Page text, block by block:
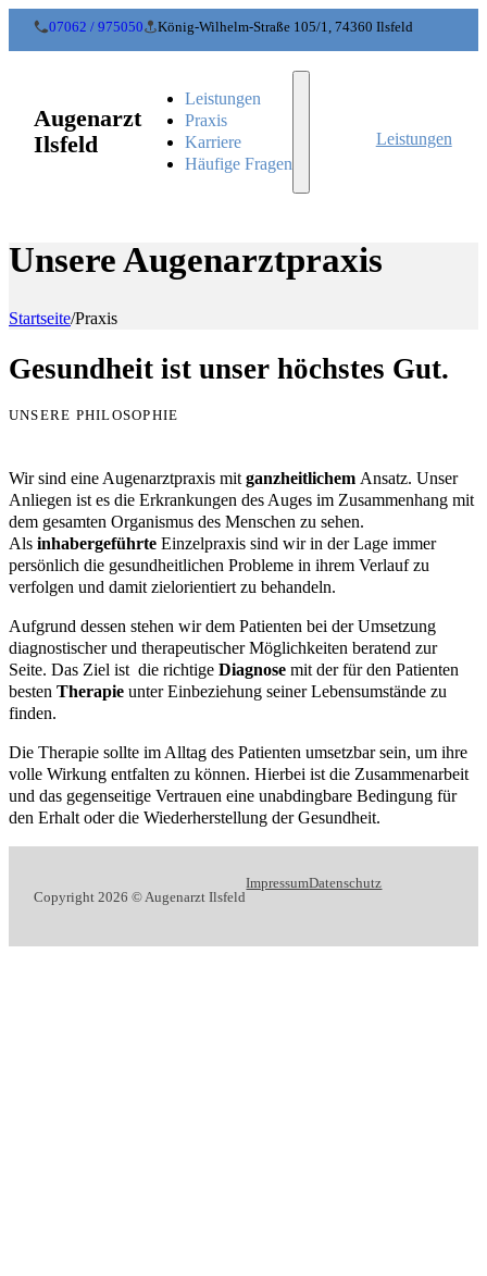
07062 / 975050 König-Wilhelm-Straße 105/1, 74360 Ilsfeld
Augenarzt
Ilsfeld
Leistungen
Praxis
Karriere
Häufige Fragen
Leistungen
Unsere Augenarztpraxis
Startseite/Praxis
Gesundheit ist unser höchstes Gut.
UNSERE PHILOSOPHIE
Wir sind eine Augenarztpraxis mit ganzheitlichem Ansatz. Unser
Anliegen ist es die Erkrankungen des Auges im Zusammenhang mit
dem gesamten Organismus des Menschen zu sehen.
Als inhabergeführte Einzelpraxis sind wir in der Lage immer
persönlich die gesundheitlichen Probleme in ihrem Verlauf zu
verfolgen und damit zielorientiert zu behandeln.
Aufgrund dessen stehen wir dem Patienten bei der Umsetzung
diagnostischer und therapeutischer Möglichkeiten beratend zur
Seite. Das Ziel ist die richtige Diagnose mit der für den Patienten
besten Therapie unter Einbeziehung seiner Lebensumstände zu
finden.
Die Therapie sollte im Alltag des Patienten umsetzbar sein, um ihre
volle Wirkung entfalten zu können. Hierbei ist die Zusammenarbeit
und das gegenseitige Vertrauen eine unabdingbare Bedingung für
den Erhalt oder die Wiederherstellung der Gesundheit.
Copyright 2026 © Augenarzt Ilsfeld
ImpressumDatenschutz